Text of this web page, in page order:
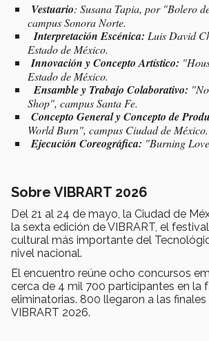
Vestuario: Susana Tapia, por "Bolero
campus Sonora Norte.
Interpretación Escénica: Luis David
Estado de México.
Innovación y Concepto Artístico:
Estado de México.
Ensamble y Trabajo Colaborativo:
Shop", campus Santa Fe.
Concepto General y Concepto de
World Burn", campus Ciudad de México.
Ejecución Coreográfica: "Burning
Sobre VIBRART 2026
Del 21 al 24 de mayo, la Ciudad de
la sexta edición de VIBRART, el
cultural más importante del
nivel nacional.
El encuentro reúne ocho concursos
cerca de 4 mil 700 participantes en la
eliminatorias. 800 llegaron a las
VIBRART 2026.